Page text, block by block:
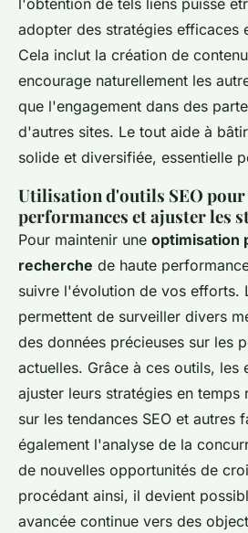
l'obtention de tels liens puisse
adopter des stratégies efficaces
Cela inclut la création de
encourage naturellement les
que l'engagement dans des
d'autres sites. Le tout aide à
solide et diversifiée, essentielle
Utilisation d'outils SEO pour
performances et ajuster les
Pour maintenir une optimisation
recherche de haute
suivre l'évolution de vos efforts.
permettent de surveiller divers
des données précieuses sur les
actuelles. Grâce à ces outils, les
ajuster leurs stratégies en temps
sur les tendances SEO et autres
également l'analyse de la
de nouvelles opportunités de
procédant ainsi, il devient
avancée continue vers des